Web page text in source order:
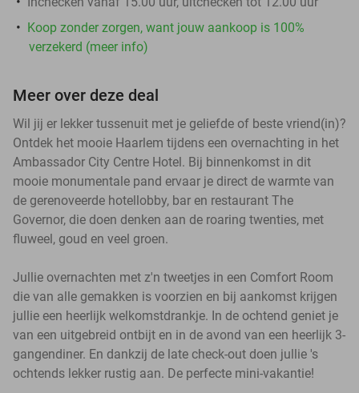
Koop zonder zorgen, want jouw aankoop is 100%
verzekerd (meer info)
Meer over deze deal
Wil jij er lekker tussenuit met je geliefde of beste vriend(in)?
Ontdek het mooie Haarlem tijdens een overnachting in het
Ambassador City Centre Hotel. Bij binnenkomst in dit
mooie monumentale pand ervaar je direct de warmte van
de gerenoveerde hotellobby, bar en restaurant The
Governor, die doen denken aan de roaring twenties, met
fluweel, goud en veel groen.
Jullie overnachten met z'n tweetjes in een Comfort Room
die van alle gemakken is voorzien en bij aankomst krijgen
jullie een heerlijk welkomstdrankje. In de ochtend geniet je
van een uitgebreid ontbijt en in de avond van een heerlijk 3-
gangendiner. En dankzij de late check-out doen jullie 's
ochtends lekker rustig aan. De perfecte mini-vakantie!